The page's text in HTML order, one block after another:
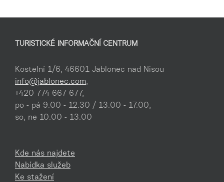
TURISTICKÉ INFORMAČNÍ CENTRUM
Kostelní 1/6, 46601 Jablonec nad Nisou
info@jablonec.com,
+420 774 667 677,
po - pá 9.00 - 12.30 / 13.00 - 17.00,
so, ne 10.00 - 13.00
Kde nás najdete
Nabídka služeb
Ke stažení